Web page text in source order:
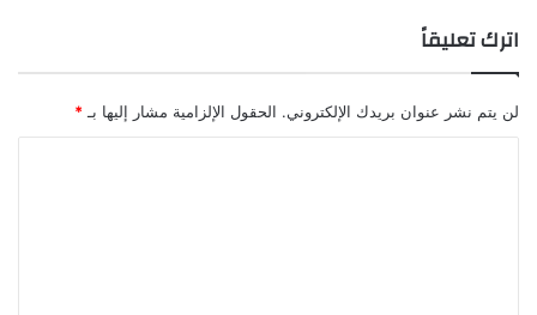
اترك تعليقاً
لن يتم نشر عنوان بريدك الإلكتروني. الحقول الإلزامية مشار إليها بـ *